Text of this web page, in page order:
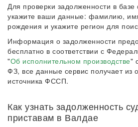
Для проверки задолженности в базе
укажите ваши данные: фамилию,
рождения и укажите регион для
Информация о задолженности
бесплатно в соответствии с
"Об исполнительном производстве"
ФЗ, все данные сервис получает из
источника ФССП.
Как узнать задолженность
приставам в Валдае